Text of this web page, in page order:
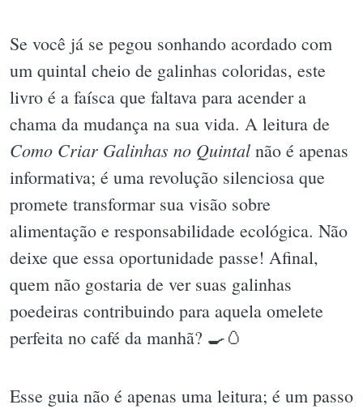
Se você já se pegou sonhando acordado com
um quintal cheio de galinhas coloridas, este
livro é a faísca que faltava para acender a
chama da mudança na sua vida. A leitura de
Como Criar Galinhas no Quintal não é apenas
informativa; é uma revolução silenciosa que
promete transformar sua visão sobre
alimentação e responsabilidade ecológica. Não
deixe que essa oportunidade passe! Afinal,
quem não gostaria de ver suas galinhas
poedeiras contribuindo para aquela omelete
perfeita no café da manhã? 🍳🥚
Esse guia não é apenas uma leitura; é um passo